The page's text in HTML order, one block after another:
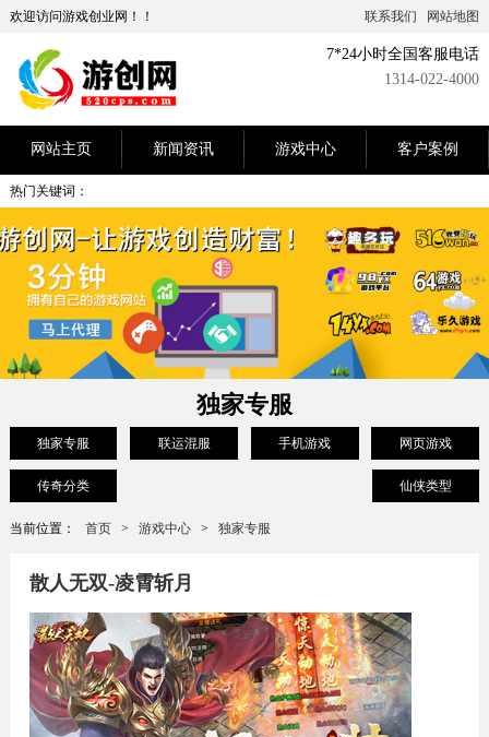
欢迎访问游戏创业网！！ 联系我们 网站地图
7*24小时全国客服电话
1314-022-4000
网站主页 新闻资讯 游戏中心 客户案例
热门关键词：
独家专服
独家专服 联运混服 手机游戏 网页游戏
传奇分类 仙侠类型
当前位置： 首页 > 游戏中心 > 独家专服
散人无双-凌霄斩月